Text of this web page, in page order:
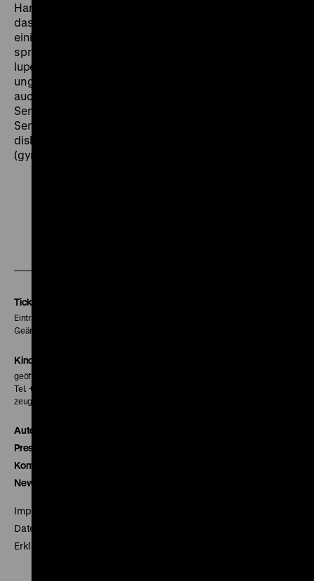
Handlung filmgerechter zu machen. Störender wirkt
das fast völlige Fehlen von Lokalkolorit, auch wenn
einige Außenaufnahmen im Ruhrgebiet entstanden; so
sprechen nahezu alle Darsteller geschult und in
lupenreinem Hochdeutsch. Max von der Grün wirkte
ungenannt an der Adaption mit und verteidigte diese
auch, als sie am 17. und 18. Juni 1968 zur besten
Sendezeit in der ARD lief, jeweils gefolgt von einer
Sendung über diesen Film, an dessen Beispiel
diskutiert werden sollte: „Wie sieht uns die DDR?“
(gym)
Tickets
Eintritt 5 €
Geänderte Preise sind im Programm vermerkt.
Kinokasse
geöffnet 30 Minuten vor Beginn der ersten Vorstellung
Tel. + 49 30 20304-770
zeughauskino@dhm.de
Autor*innen
Presse
Kontakt
Newsletter
Impressum
Datenschutz
Erklärung digitale Barrierefreiheit